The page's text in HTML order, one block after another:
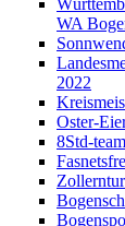
WA
2022
Oster-
8Std-